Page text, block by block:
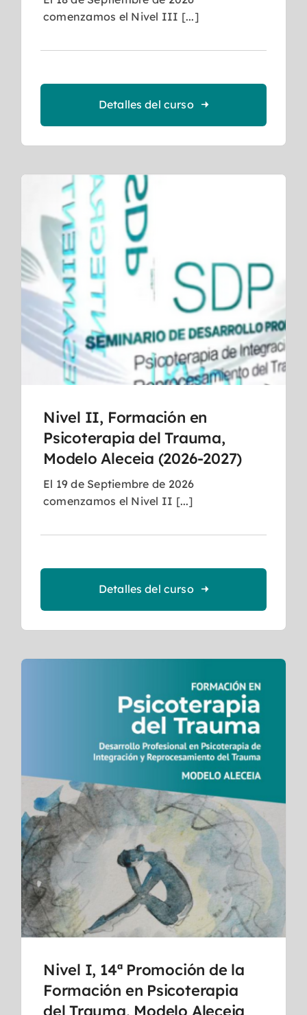
comenzamos el Nivel III [...]
Detalles del curso
Nivel II, Formación en
Psicoterapia del Trauma,
Modelo Aleceia (2026-2027)
El 19 de Septiembre de 2026
comenzamos el Nivel II [...]
Detalles del curso
Nivel I, 14ª Promoción de la
Formación en Psicoterapia
del Trauma, Modelo Aleceia